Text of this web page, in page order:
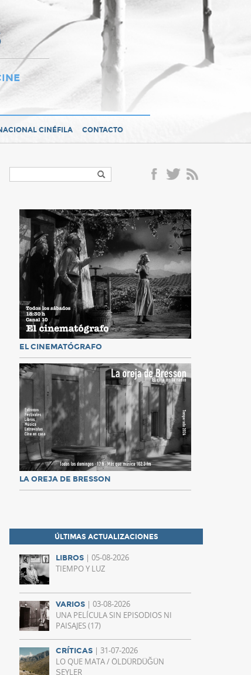
CINÉFILA CONTACTO
EL CINEMATÓGRAFO
LA OREJA DE BRESSON
ÚLTIMAS ACTUALIZACIONES
LIBROS | 05-08-2026
TIEMPO Y LUZ
VARIOS | 03-08-2026
UNA PELÍCULA SIN EPISODIOS NI
PAISAJES (17)
CRÍTICAS | 31-07-2026
LO QUE MATA / ÖLDÜRDÜĞÜN
ŞEYLER